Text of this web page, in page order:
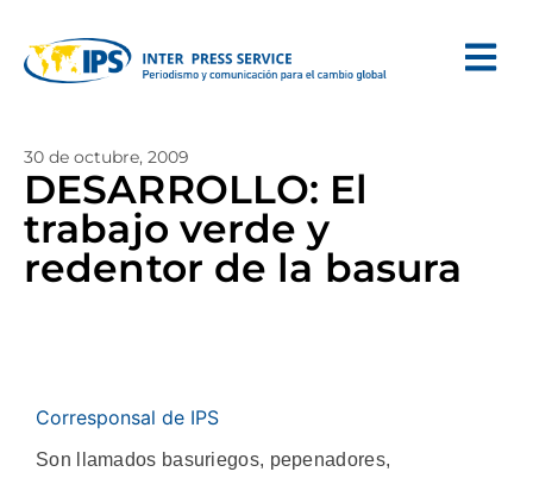
30 de octubre, 2009
DESARROLLO: El
trabajo verde y
redentor de la basura
Corresponsal de IPS
Son llamados basuriegos, pepenadores,